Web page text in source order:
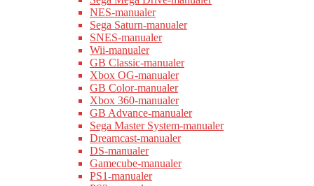
NES-manualer
Sega Saturn-manualer
SNES-manualer
Wii-manualer
GB Classic-manualer
Xbox OG-manualer
GB Color-manualer
Xbox 360-manualer
GB Advance-manualer
Sega Master System-manualer
Dreamcast-manualer
DS-manualer
Gamecube-manualer
PS1-manualer